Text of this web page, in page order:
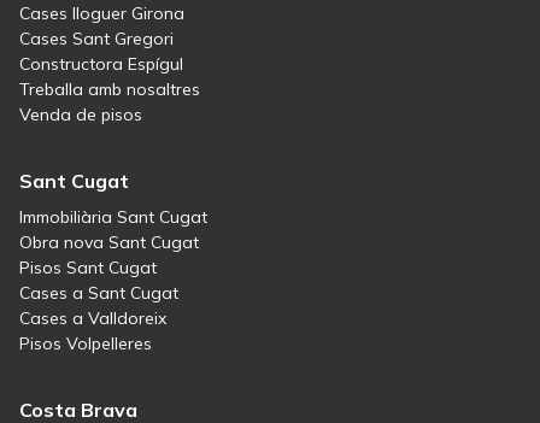
Cases lloguer Girona
Cases Sant Gregori
Constructora Espígul
Treballa amb nosaltres
Venda de pisos
Sant Cugat
Immobiliària Sant Cugat
Obra nova Sant Cugat
Pisos Sant Cugat
Cases a Sant Cugat
Cases a Valldoreix
Pisos Volpelleres
Costa Brava